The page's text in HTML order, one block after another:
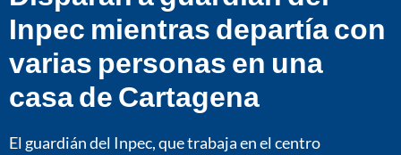
Inpec mientras departía con
varias personas en una
casa de Cartagena
El guardián del Inpec, que trabaja en el centro